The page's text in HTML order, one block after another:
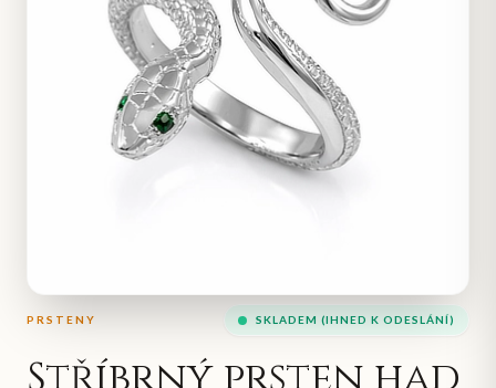
PRSTENY SKLADEM (IHNED K ODESLÁNÍ)